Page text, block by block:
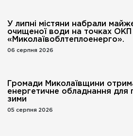
У липні містяни набрали
очищеної води на точках ОКП
«Миколаївоблтеплоенерго».
06 серпня 2026
Громади Миколаївщини
енергетичне обладнання для
зими
05 серпня 2026